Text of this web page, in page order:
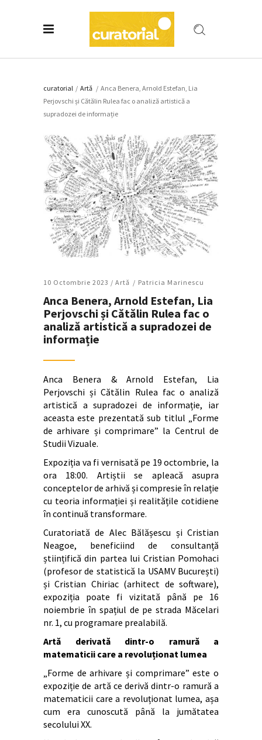
curatorial / Artǎ / Anca Benera, Arnold Estefan, Lia
Perjovschi și Cătălin Rulea fac o analiză artistică a
supradozei de informație
10 Octombrie 2023 / Artǎ Patricia Marinescu
Anca Benera, Arnold Estefan, Lia
Perjovschi și Cătălin Rulea fac o
analiză artistică a supradozei de
informație
Anca Benera & Arnold Estefan, Lia
Perjovschi și Cătălin Rulea fac o analiză
artistică a supradozei de informație, iar
aceasta este prezentată sub titlul „Forme
de arhivare și comprimare” la Centrul de
Studii Vizuale.
Expoziția va fi vernisată pe 19 octombrie, la
ora 18:00. Artiștii se apleacă asupra
conceptelor de arhivă și compresie în relație
cu teoria informației și realitățile cotidiene
în continuă transformare.
Curatoriată de Alec Bălășescu și Cristian
Neagoe, beneficiind de consultanță
științifică din partea lui Cristian Pomohaci
(profesor de statistică la USAMV București)
și Cristian Chiriac (arhitect de software),
expoziția poate fi vizitată până pe 16
noiembrie în spațiul de pe strada Măcelari
nr. 1, cu programare prealabilă.
Artă derivată dintr-o ramură a
matematicii care a revoluționat lumea
„Forme de arhivare și comprimare” este o
expoziție de artă ce derivă dintr-o ramură a
matematicii care a revoluționat lumea, așa
cum era cunoscută până la jumătatea
secolului XX.